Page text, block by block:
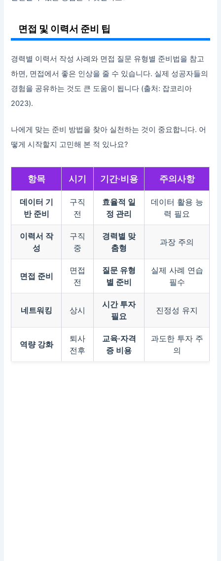
면접 및 이력서 준비 팁
경력별 이력서 작성 사례와 면접 질문 유형별 준비법을 참고
하면, 면접에서 좋은 인상을 줄 수 있습니다. 실제 성공자들의
경험을 공유하는 것도 큰 도움이 됩니다 (출처: 잡코리아
2023).
나에게 맞는 준비 방법을 찾아 실천하는 것이 중요합니다. 어
떻게 시작할지 고민해 본 적 있나요?
항목 시기 기간·비용 주의사항
데이터 기
반 준비
구직
전
효율적 일
정 관리
데이터 활용 능
력 필요
이력서 작
성
구직
중
경력별 맞
춤형
과장 주의
면접 준비
면접
전
질문 유형
별 준비
실제 사례 연습
필수
네트워킹 상시
시간 투자
필요
진정성 유지
역량 강화
퇴사
전후
교육·자격
증 비용
과도한 투자 주
의